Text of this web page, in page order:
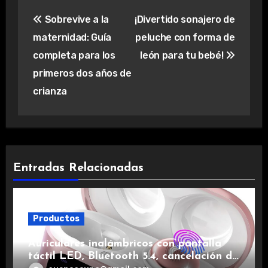
de
entradas
Sobrevive a la
maternidad: Guía
completa para los
primeros dos años de
crianza
¡Divertido sonajero de
peluche con forma de
león para tu bebé!
Entradas Relacionadas
Productos
Auriculares inalámbricos con pantalla
táctil LED, Bluetooth 5.4, cancelación de